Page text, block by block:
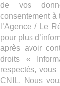
de vos
consentement à
l’Agence / Le
pour plus
après avoir
droits «
respectés, vous
CNIL. Nous